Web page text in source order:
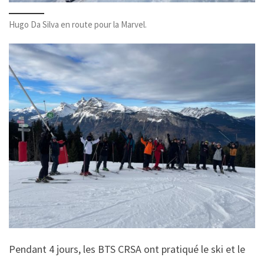
Hugo Da Silva en route pour la Marvel.
Pendant 4 jours, les BTS CRSA ont pratiqué le ski et le